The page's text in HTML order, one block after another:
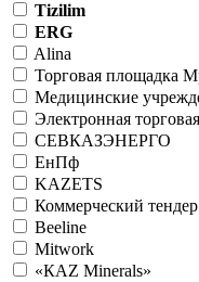
Tizilim
ERG
Alina
Торговая площадка
Медицинские
Электронная
СЕВКАЗЭНЕРГО
ЕнПф
KAZETS
Коммерческий тендер
Beeline
Mitwork
«КАZ Minerals»